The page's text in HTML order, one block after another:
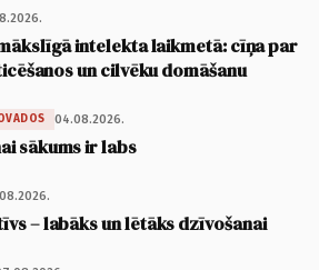
intelekta laikmetā: cīņa par
un cilvēku domāšanu
04.08.2026.
sākums ir labs
– labāks un lētāks dzīvošanai